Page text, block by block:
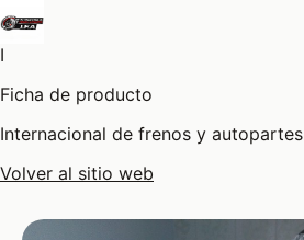
I
Ficha de producto
Internacional de frenos y autopartes
Volver al sitio web